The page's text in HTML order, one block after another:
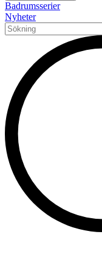
Badrumsserier
Nyheter